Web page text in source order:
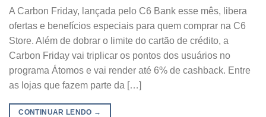
A Carbon Friday, lançada pelo C6 Bank esse mês, libera
ofertas e benefícios especiais para quem comprar na C6
Store. Além de dobrar o limite do cartão de crédito, a
Carbon Friday vai triplicar os pontos dos usuários no
programa Átomos e vai render até 6% de cashback. Entre
as lojas que fazem parte da […]
CONTINUAR LENDO →